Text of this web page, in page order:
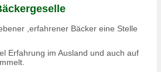
,erfahrener Bäcker eine Stelle
Erfahrung im Ausland und auch auf